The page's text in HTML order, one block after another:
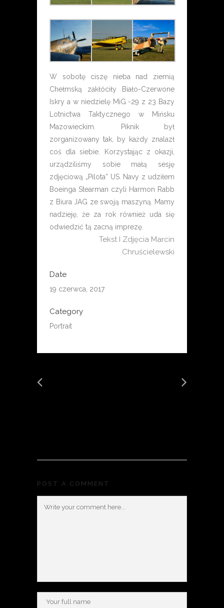
W sobotę ciszę nieba nad ziemią
Chełmską zakłóciły Biało-Czerwone
Iskry a w niedzielę MiG -29 z 23 Bazy
Lotnictwa Taktycznego w Mińsku
Mazowieckim. Piknik był
zorganizowany tak, by każdy znalazł
coś dla siebie. Korzystając z okazji,
urządziliśmy sobie małą sesję
zdjęciową „Pilota” US. Navy z udziłem
Boeinga Stearman czyli Harmon Rabb
z Biura JAG ze swoją maszyną. Mamy
nadzieję, że za rok również uda się
odwiedzić tą zacną imprezę.
Tekst I Zdjęcia Marcin
Chruścielewski
Date
19 czerwca, 2017
Category
Portrait
POST A COMMENT